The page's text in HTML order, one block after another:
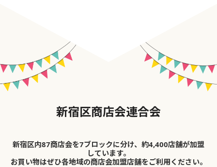
新宿区商店会連合会
新宿区内87商店会を7ブロックに分け、約4,400店舗が加盟
しています。
お買い物はぜひ各地域の商店会加盟店舗をご利用ください。